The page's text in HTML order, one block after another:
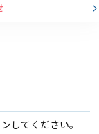
してください。